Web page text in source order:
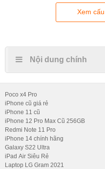
Xem
Nội dung chính
Poco x4 Pro
iPhone cũ giá rẻ
iPhone 11 cũ
iPhone 12 Pro Max Cũ 256GB
Redmi Note 11 Pro
iPhone 14 chính hãng
Galaxy S22 Ultra
iPad Air Siêu Rẻ
Laptop LG Gram 2021